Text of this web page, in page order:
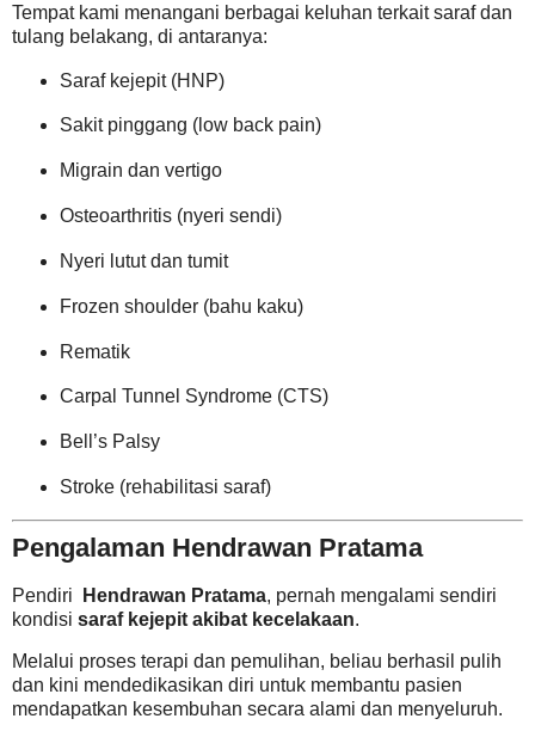
Tempat kami menangani berbagai keluhan terkait saraf dan
tulang belakang, di antaranya:
Saraf kejepit (HNP)
Sakit pinggang (low back pain)
Migrain dan vertigo
Osteoarthritis (nyeri sendi)
Nyeri lutut dan tumit
Frozen shoulder (bahu kaku)
Rematik
Carpal Tunnel Syndrome (CTS)
Bell’s Palsy
Stroke (rehabilitasi saraf)
Pengalaman Hendrawan Pratama
Pendiri Hendrawan Pratama, pernah mengalami sendiri
kondisi saraf kejepit akibat kecelakaan.
Melalui proses terapi dan pemulihan, beliau berhasil pulih
dan kini mendedikasikan diri untuk membantu pasien
mendapatkan kesembuhan secara alami dan menyeluruh.